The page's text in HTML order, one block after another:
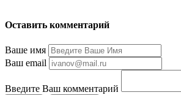
Оставить комментарий
Ваше имя
Ваш email
Введите Ваш комментарий